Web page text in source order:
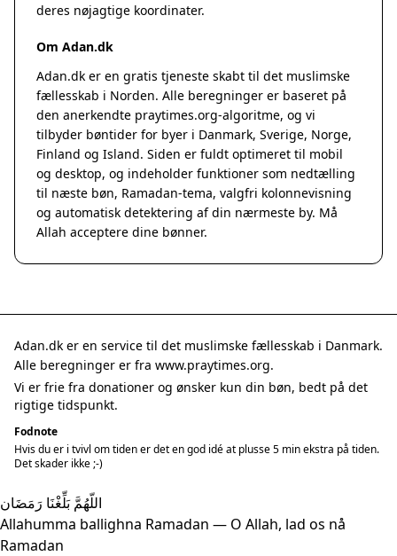
deres nøjagtige koordinater.
Om Adan.dk
Adan.dk er en gratis tjeneste skabt til det muslimske
fællesskab i Norden. Alle beregninger er baseret på
den anerkendte praytimes.org-algoritme, og vi
tilbyder bøntider for byer i Danmark, Sverige, Norge,
Finland og Island. Siden er fuldt optimeret til mobil
og desktop, og indeholder funktioner som nedtælling
til næste bøn, Ramadan-tema, valgfri kolonnevisning
og automatisk detektering af din nærmeste by. Må
Allah acceptere dine bønner.
Adan.dk er en service til det muslimske fællesskab i Danmark.
Alle beregninger er fra www.praytimes.org.
Vi er frie fra donationer og ønsker kun din bøn, bedt på det
rigtige tidspunkt.
Fodnote
Hvis du er i tvivl om tiden er det en god idé at plusse 5 min ekstra på tiden.
Det skader ikke ;-)
اللّهُمَّ بَلِّغْنَا رَمَضَان
Allahumma ballighna Ramadan — O Allah, lad os nå
Ramadan